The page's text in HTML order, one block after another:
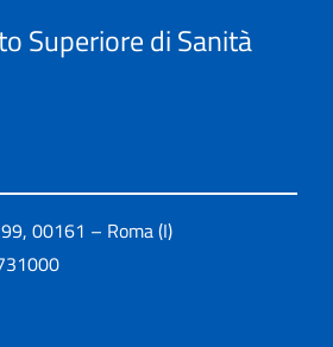
Superiore di Sanità
00161 – Roma (I)